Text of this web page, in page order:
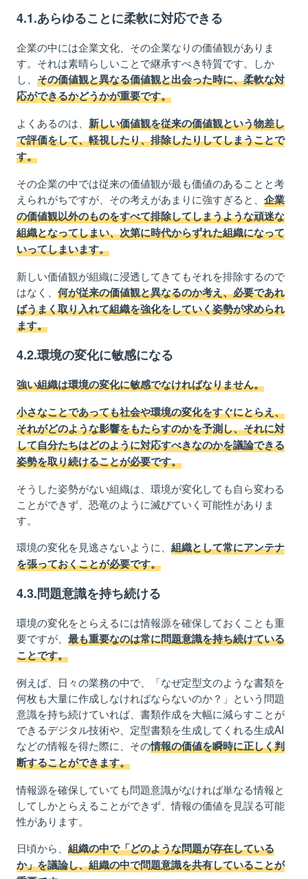
4.1.あらゆることに柔軟に対応できる
企業の中には企業文化、その企業なりの価値観がありま
す。それは素晴らしいことで継承すべき特質です。しか
し、 その価値観と異なる価値観と出会った時に、柔軟な対
応ができるかどうかが重要です。
よくあるのは、 新しい価値観を従来の価値観という物差し
で評価をして、軽視したり、排除したりしてしまうことで
す。
その企業の中では従来の価値観が最も価値のあることと考
えられがちですが、その考えがあまりに強すぎると、 企業
の価値観以外のものをすべて排除してしまうような頑迷な
組織となってしまい、次第に時代からずれた組織になって
いってしまいます。
新しい価値観が組織に浸透してきてもそれを排除するので
はなく、 何が従来の価値観と異なるのか考え、必要であれ
ばうまく取り入れて組織を強化をしていく姿勢が求められ
ます。
4.2.環境の変化に敏感になる
強い組織は環境の変化に敏感でなければなりません。
小さなことであっても社会や環境の変化をすぐにとらえ、
それがどのような影響をもたらすのかを予測し、それに対
して自分たちはどのように対応すべきなのかを議論できる
姿勢を取り続けることが必要です。
そうした姿勢がない組織は、環境が変化しても自ら変わる
ことができず、恐竜のように滅びていく可能性がありま
す。
環境の変化を見逃さないように、 組織として常にアンテナ
を張っておくことが必要です。
4.3.問題意識を持ち続ける
環境の変化をとらえるには情報源を確保しておくことも重
要ですが、 最も重要なのは常に問題意識を持ち続けている
ことです。
例えば、日々の業務の中で、「なぜ定型文のような書類を
何枚も大量に作成しなければならないのか？」という問題
意識を持ち続けていれば、書類作成を大幅に減らすことが
できるデジタル技術や、定型書類を生成してくれる生成AI
などの情報を得た際に、その情報の価値を瞬時に正しく判
断することができます。
情報源を確保していても問題意識がなければ単なる情報と
してしかとらえることができず、情報の価値を見誤る可能
性があります。
日頃から、 組織の中で「どのような問題が存在している
か」を議論し、組織の中で問題意識を共有していることが